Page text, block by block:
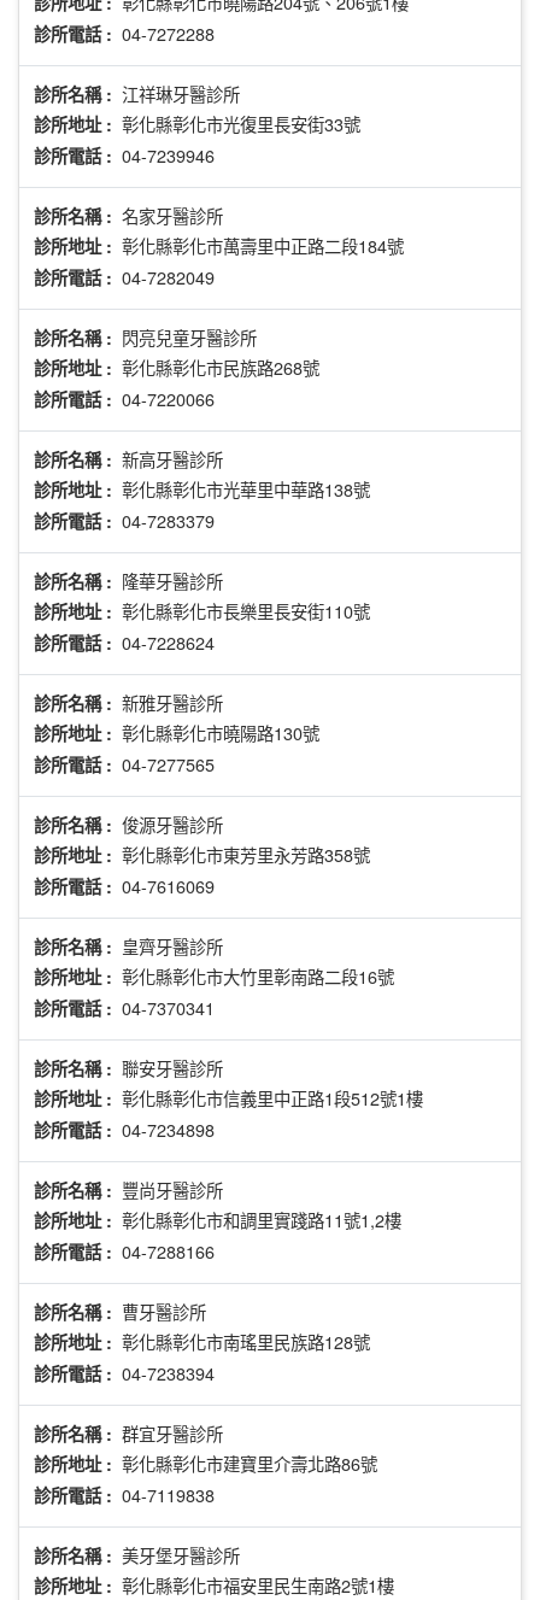
診所電話 : 04-7272288
診所名稱 : 江祥琳牙醫診所
診所地址 : 彰化縣彰化市光復里長安街33號
診所電話 : 04-7239946
診所名稱 : 名家牙醫診所
診所地址 : 彰化縣彰化市萬壽里中正路二段184號
診所電話 : 04-7282049
診所名稱 : 閃亮兒童牙醫診所
診所地址 : 彰化縣彰化市民族路268號
診所電話 : 04-7220066
診所名稱 : 新高牙醫診所
診所地址 : 彰化縣彰化市光華里中華路138號
診所電話 : 04-7283379
診所名稱 : 隆華牙醫診所
診所地址 : 彰化縣彰化市長樂里長安街110號
診所電話 : 04-7228624
診所名稱 : 新雅牙醫診所
診所地址 : 彰化縣彰化市曉陽路130號
診所電話 : 04-7277565
診所名稱 : 俊源牙醫診所
診所地址 : 彰化縣彰化市東芳里永芳路358號
診所電話 : 04-7616069
診所名稱 : 皇齊牙醫診所
診所地址 : 彰化縣彰化市大竹里彰南路二段16號
診所電話 : 04-7370341
診所名稱 : 聯安牙醫診所
診所地址 : 彰化縣彰化市信義里中正路1段512號1樓
診所電話 : 04-7234898
診所名稱 : 豐尚牙醫診所
診所地址 : 彰化縣彰化市和調里實踐路11號1,2樓
診所電話 : 04-7288166
診所名稱 : 曹牙醫診所
診所地址 : 彰化縣彰化市南瑤里民族路128號
診所電話 : 04-7238394
診所名稱 : 群宜牙醫診所
診所地址 : 彰化縣彰化市建寶里介壽北路86號
診所電話 : 04-7119838
診所名稱 : 美牙堡牙醫診所
診所地址 : 彰化縣彰化市福安里民生南路2號1樓